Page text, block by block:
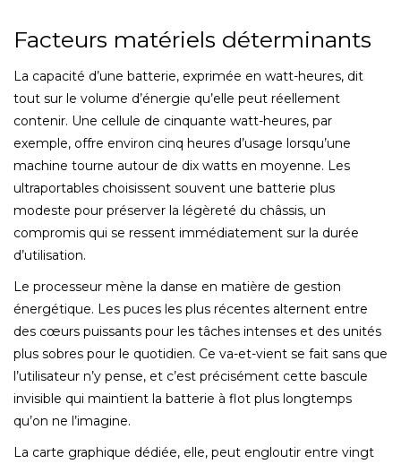
Facteurs matériels déterminants
La capacité d’une batterie, exprimée en watt-heures, dit
tout sur le volume d’énergie qu’elle peut réellement
contenir. Une cellule de cinquante watt-heures, par
exemple, offre environ cinq heures d’usage lorsqu’une
machine tourne autour de dix watts en moyenne. Les
ultraportables choisissent souvent une batterie plus
modeste pour préserver la légèreté du châssis, un
compromis qui se ressent immédiatement sur la durée
d’utilisation.
Le processeur mène la danse en matière de gestion
énergétique. Les puces les plus récentes alternent entre
des cœurs puissants pour les tâches intenses et des unités
plus sobres pour le quotidien. Ce va-et-vient se fait sans que
l’utilisateur n’y pense, et c’est précisément cette bascule
invisible qui maintient la batterie à flot plus longtemps
qu’on ne l’imagine.
La carte graphique dédiée, elle, peut engloutir entre vingt